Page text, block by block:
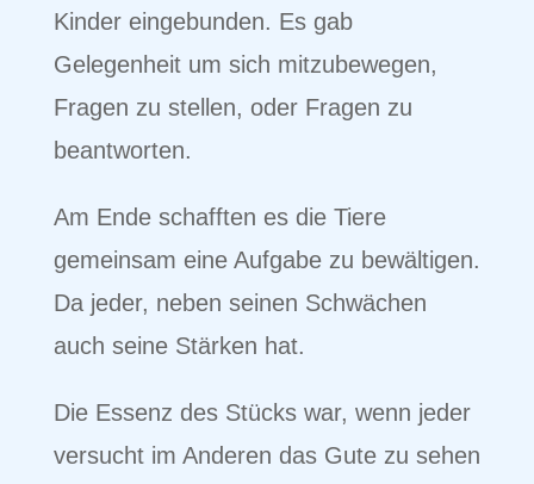
Kinder eingebunden. Es gab
Gelegenheit um sich mitzubewegen,
Fragen zu stellen, oder Fragen zu
beantworten.
Am Ende schafften es die Tiere
gemeinsam eine Aufgabe zu bewältigen.
Da jeder, neben seinen Schwächen
auch seine Stärken hat.
Die Essenz des Stücks war, wenn jeder
versucht im Anderen das Gute zu sehen